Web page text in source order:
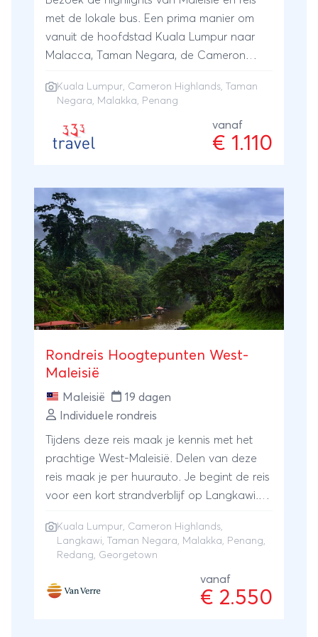
met de lokale bus. Een prima manier om
vanuit de hoofdstad Kuala Lumpur naar
Malacca, Taman Negara, de Cameron
Kuala Lumpur, Cameron Highlands,
Taman
Negara, Malakka, Penang
vanaf
€ 1.110
Rondreis Hoogtepunten West-
Maleisië
Maleisië
19 dagen
Individuele rondreis
Tijdens deze reis maak je kennis met het
prachtige West-Maleisië. Delen van deze
reis maak je per huurauto. Je begint de reis
voor een kort strandverblijf op Langkawi.
de hoofdstad Georgetown zult bezoeken.
Je kunt lekker slenteren over de boulevard
dag 5 ontvang je een huurauto en ga je
een aantal dagen zelf op pad. Je kunt het
Kuala Lumpur, Cameron Highlands,
Langkawi, Taman Negara, Malakka, Penang,
Redang, Georgetown
vanaf
€ 2.550